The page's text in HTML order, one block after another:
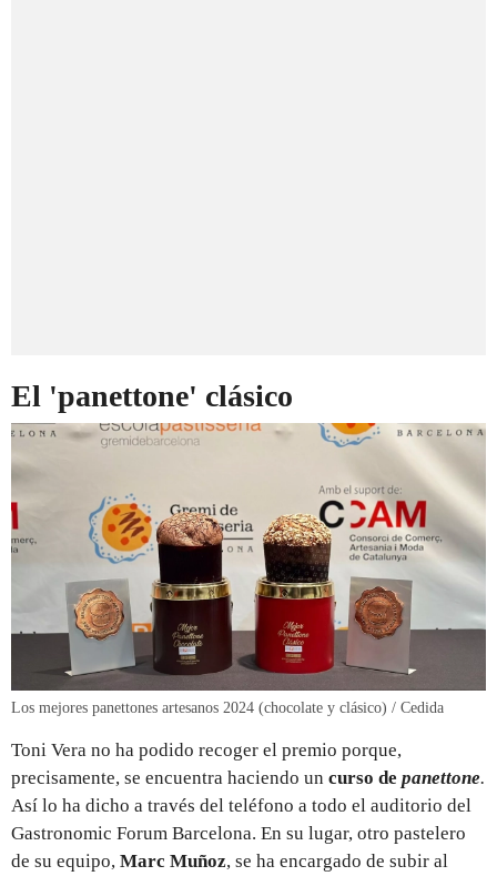
El 'panettone' clásico
Los mejores panettones artesanos 2024 (chocolate y clásico) / Cedida
Toni Vera no ha podido recoger el premio porque,
precisamente, se encuentra haciendo un curso de panettone.
Así lo ha dicho a través del teléfono a todo el auditorio del
Gastronomic Forum Barcelona. En su lugar, otro pastelero
de su equipo, Marc Muñoz, se ha encargado de subir al